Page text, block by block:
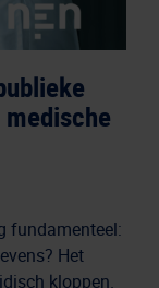
fundamenteel:
Het
kloppen.